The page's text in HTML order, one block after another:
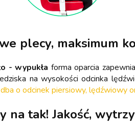
plecy, maksimum
- wypukła forma oparcia
na wysokości odcinka
dba o odcinek piersiowy, lędźwiowy
na tak! Jakość,